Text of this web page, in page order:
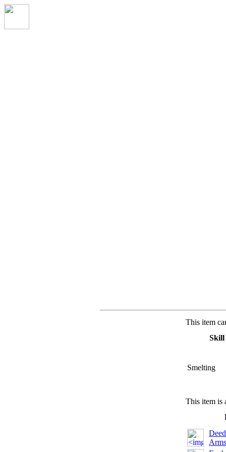
This item
Skill
Smelting
This item is